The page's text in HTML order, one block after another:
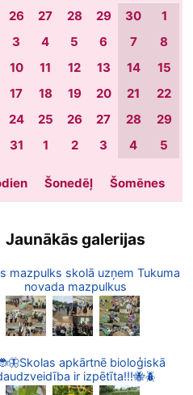
26 27 28 29 30
1
3 4 5 6 7
8
10 11 12 13 14
15
17 18 19 20 21
22
24 25 26 27 28
29
31 1 2 3 4 5
Šonedēļ Šomēnes
Jaunākās galerijas
mazpulks skolā uzņem Tukuma
novada mazpulkus
apkārtnē bioloģiskā
ir izpētīta!!!🐝🪲